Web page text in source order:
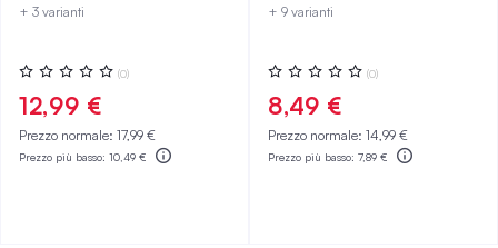
+ 3 varianti
Valutazione:
0%
(0)
12,99 €
Prezzo normale: 17,99 €
Prezzo più basso: 10,49 €
+ 9 varianti
Valutazione:
0%
(0)
8,49 €
Prezzo normale: 14,99 €
Prezzo più basso: 7,89 €